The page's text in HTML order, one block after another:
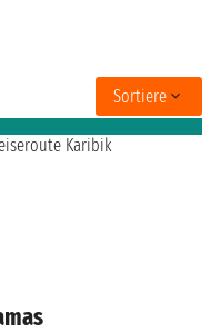
Sortiere